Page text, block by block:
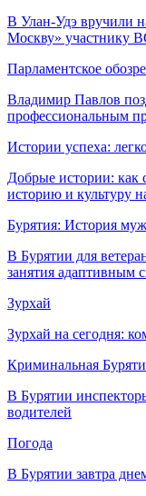
В Улан-Удэ вручили
Москву» участнику
Парламентское
Владимир Павлов
профессиональным
Истории успеха:
Добрые истории: как
историю и культуру
Бурятия: История
В Бурятии для
занятия адаптивным
Зурхай
Зурхай на сегодня:
Криминальная
В Бурятии
водителей
Погода
В Бурятии завтра